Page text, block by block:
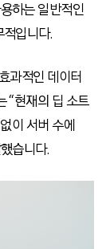
하는 일반적인
입니다.
과적인 데이터
“현재의 딥 소트
이 서버 수에
습니다.